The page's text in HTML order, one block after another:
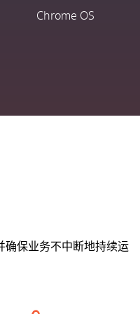
Chrome OS
确保业务不中断地持续运